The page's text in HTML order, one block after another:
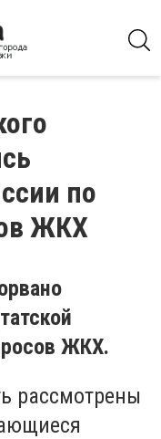
по
ЖКХ
ЖКХ.
рассмотрены